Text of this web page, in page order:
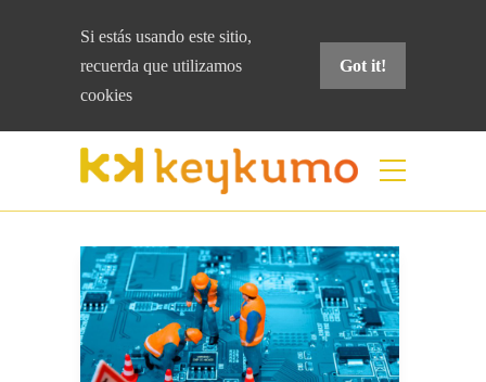
Si estás usando este sitio,
recuerda que utilizamos
cookies
Got it!
Home ciberseguridad